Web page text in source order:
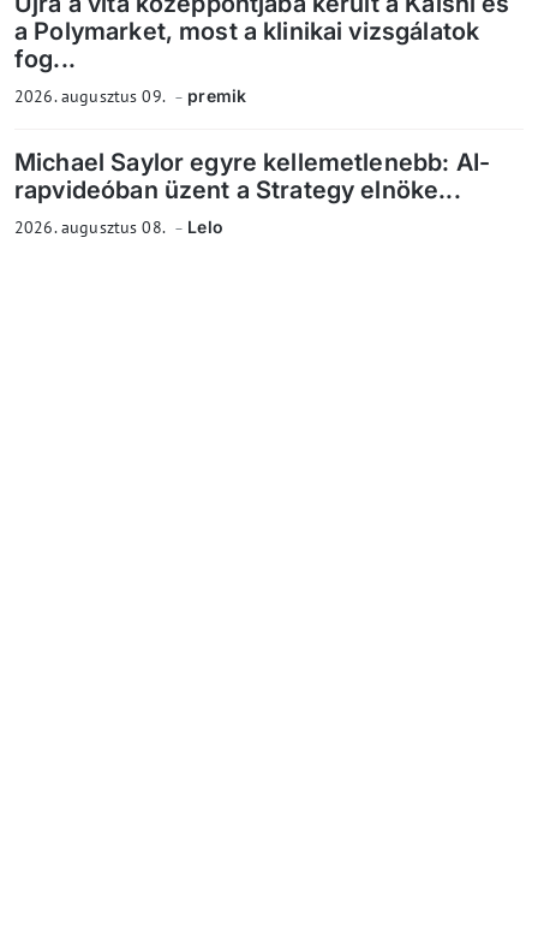
a Polymarket, most a klinikai vizsgálatok
fog...
2026. augusztus 09. premik
Michael Saylor egyre kellemetlenebb: AI-
rapvideóban üzent a Strategy elnöke...
2026. augusztus 08. Lelo